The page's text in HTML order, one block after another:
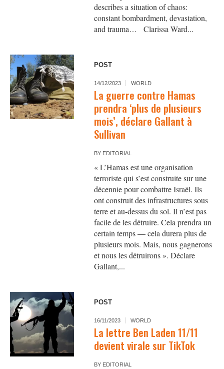
describes a situation of chaos:
constant bombardment, devastation,
and trauma… Clarissa Ward...
POST
14/12/2023 WORLD
La guerre contre Hamas
prendra ‘plus de plusieurs
mois’, déclare Gallant à
Sullivan
BY EDITORIAL
« L’Hamas est une organisation
terroriste qui s’est construite sur une
décennie pour combattre Israël. Ils
ont construit des infrastructures sous
terre et au-dessus du sol. Il n’est pas
facile de les détruire. Cela prendra un
certain temps — cela durera plus de
plusieurs mois. Mais, nous gagnerons
et nous les détruirons ». Déclare
Gallant,...
POST
16/11/2023 WORLD
La lettre Ben Laden 11/11
devient virale sur TikTok
BY EDITORIAL